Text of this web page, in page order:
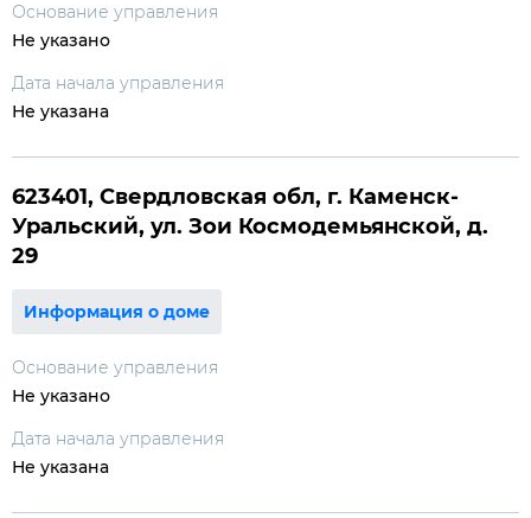
Основание управления
Не указано
Дата начала управления
Не указана
623401, Свердловская обл, г. Каменск-
Уральский, ул. Зои Космодемьянской, д.
29
Информация о доме
Основание управления
Не указано
Дата начала управления
Не указана